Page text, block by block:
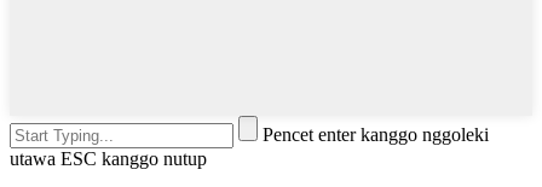
Pencet enter kanggo nggoleki
utawa ESC kanggo nutup